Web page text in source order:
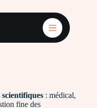
: médical,
fine des